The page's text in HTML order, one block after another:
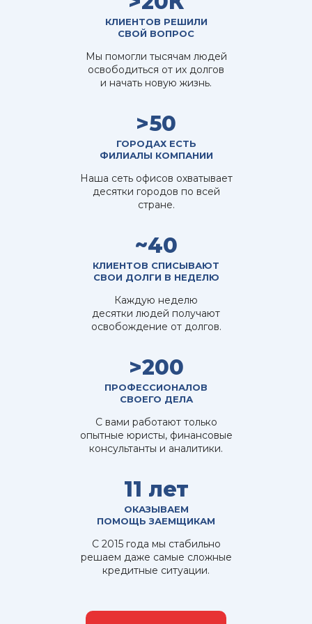
понять свои права и обязанности, а также
выявить возможные нарушения со стороны
банков и кредиторов. Консультации
помогают избежать непредвиденных
финансовых проблем и защитить права
заемщика.
банками и кредиторами. Юристы компании
берут на себя переговоры с финансовыми
учреждениями, добиваясь для клиентов
более выгодных условий реструктуризации
долга, снижения процентных ставок или
отсрочки платежей. Опытные специалисты
защищая интересы своих клиентов.
Защита интересов клиентов при взыскании
задолженностей. Когда кредиторы
незаконными методами или предъявляют
неправомерные требования, юристы
оспорить эти действия, представляя
интересы клиента как на досудебном этапе,
так и в суде.
НЕДВИЖИМОСТЬ И
Юридическая помощь по вопросам
недвижимости и жилищным вопросам в
Кемерово охватывает широкий спектр правовых
услуг, связанных с недвижимостью и жильем.
Компания «Полезный юрист» обеспечивает
сделок с недвижимостью. Юристы проверяют
КЛИЕНТОВ РЕШИЛИ
СВОЙ ВОПРОС
Мы помогли тысячам людей
освободиться от их долгов
и начать новую жизнь.
>50
ГОРОДАХ ЕСТЬ
ФИЛИАЛЫ КОМПАНИИ
Наша сеть офисов охватывает
десятки городов по всей
стране.
~40
КЛИЕНТОВ СПИСЫВАЮТ
СВОИ ДОЛГИ В НЕДЕЛЮ
Каждую неделю
десятки людей получают
освобождение от долгов.
>200
ПРОФЕССИОНАЛОВ
СВОЕГО ДЕЛА
С вами работают только
опытные юристы, финансовые
консультанты и аналитики.
11 лет
ОКАЗЫВАЕМ
ПОМОЩЬ ЗАЕМЩИКАМ
С 2015 года мы стабильно
решаем даже самые сложные
кредитные ситуации.